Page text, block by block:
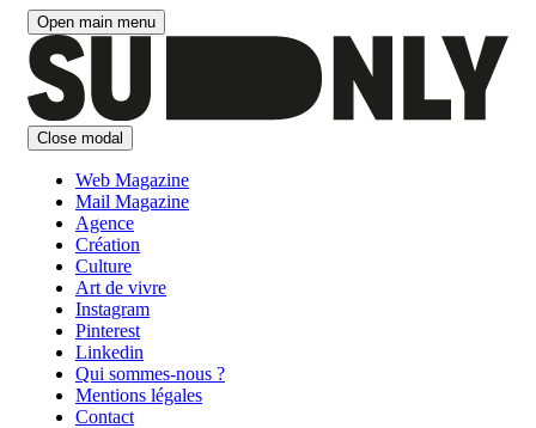
Aller
contenu
Open main menu
Close modal
Web Magazine
Mail Magazine
Agence
Création
Culture
Art de vivre
Instagram
Pinterest
Linkedin
Qui sommes-nous ?
Mentions légales
Contact